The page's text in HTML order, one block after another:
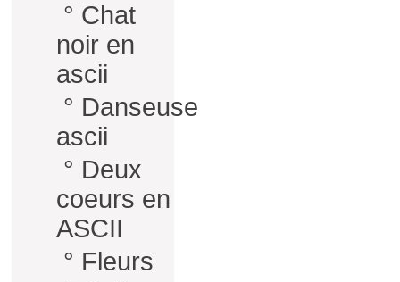
° Chat
noir en
ascii
° Danseuse
ascii
° Deux
coeurs en
ASCII
° Fleurs